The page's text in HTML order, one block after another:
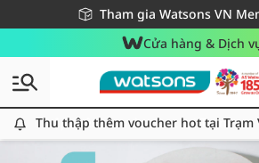
Tham gia Watsons VN
Miễn phí giao hàng cho đơn
Giao hàng nhanh 24h - Áp dụng khu
Cửa hàng & Dịch
Thu thập thêm voucher hot tại Trạm Voucher
Thu thập thêm voucher hot tại Trạm
Tag:tramtra1